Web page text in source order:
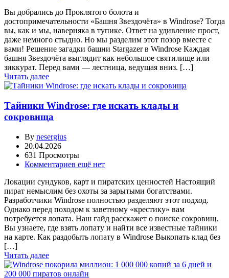
Вы добрались до Проклятого болота и
достопримечательности «Башня Звездочёта» в Windrose? Тогда
вы, как и мы, наверняка в тупике. Ответ на удивление прост,
даже немного стыдно. Но мы разделим этот позор вместе с
вами! Решение загадки башни Stargazer в Windrose Каждая
башня Звездочёта выглядит как небольшое святилище или
зиккурат. Перед вами — лестница, ведущая вниз. […]
Читать далее
Тайники Windrose: где искать клады и
сокровища
By nesergius
20.04.2026
631 Просмотры
Комментариев ещё нет
Локации сундуков, карт и пиратских ценностей Настоящий
пират немыслим без охоты за зарытыми богатствами.
Разработчики Windrose полностью разделяют этот подход.
Однако перед походом к заветному «крестику» вам
потребуется лопата. Наш гайд расскажет о поиске сокровищ.
Вы узнаете, где взять лопату и найти все известные тайники
на карте. Как раздобыть лопату в Windrose Выкопать клад без
[…]
Читать далее